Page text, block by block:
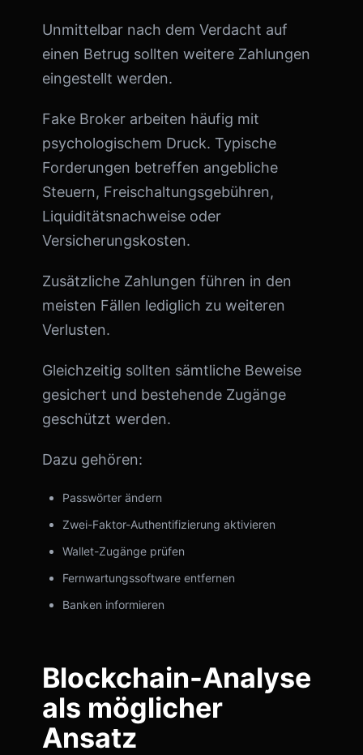
Unmittelbar nach dem Verdacht auf
einen Betrug sollten weitere Zahlungen
eingestellt werden.
Fake Broker arbeiten häufig mit
psychologischem Druck. Typische
Forderungen betreffen angebliche
Steuern, Freischaltungsgebühren,
Liquiditätsnachweise oder
Versicherungskosten.
Zusätzliche Zahlungen führen in den
meisten Fällen lediglich zu weiteren
Verlusten.
Gleichzeitig sollten sämtliche Beweise
gesichert und bestehende Zugänge
geschützt werden.
Dazu gehören:
Passwörter ändern
Zwei-Faktor-Authentifizierung aktivieren
Wallet-Zugänge prüfen
Fernwartungssoftware entfernen
Banken informieren
Blockchain-Analyse
als möglicher
Ansatz